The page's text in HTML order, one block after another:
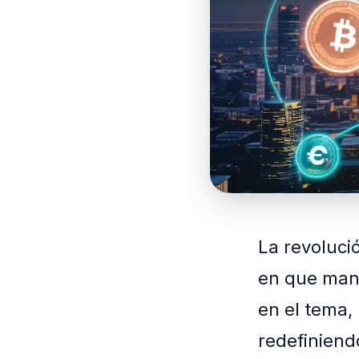
La
en que
en el